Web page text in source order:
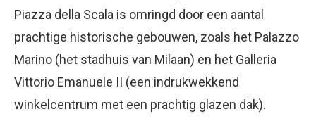
Piazza della Scala is omringd door een aantal
prachtige historische gebouwen, zoals het Palazzo
Marino (het stadhuis van Milaan) en het Galleria
Vittorio Emanuele II (een indrukwekkend
winkelcentrum met een prachtig glazen dak).